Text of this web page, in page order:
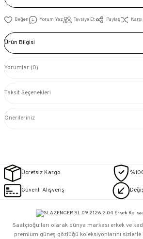
Yorum Yaz Tavsiye Et Paylaş
Ürün Bilgisi
Yorumlar (0)
Taksit Seçenekleri
Önerileriniz
Ücretsiz Kargo
Güvenli Alışveriş
Saatçioğulları⁠ olarak dünya markası erkek ve
premium güneş gözlüğü koleksiyonlarını